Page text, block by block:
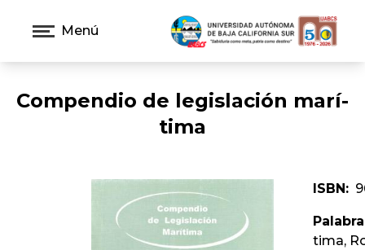
Menú
Compendio de legislación marí­
tima
ISBN:
tima,